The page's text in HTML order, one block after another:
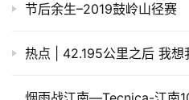
用
精
节后余生–2019鼓岭山径赛
热点 | 42.195公里之后 我想